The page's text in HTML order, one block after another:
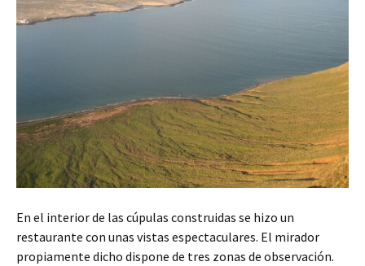
En el interior de las cúpulas construidas se hizo un
restaurante con unas vistas espectaculares. El mirador
propiamente dicho dispone de tres zonas de observación.